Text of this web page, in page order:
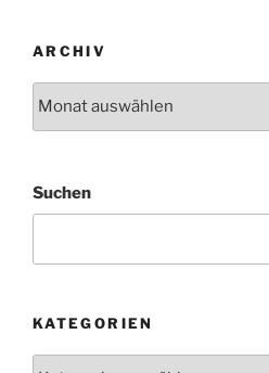
ARCHIV
Suchen
KATEGORIEN